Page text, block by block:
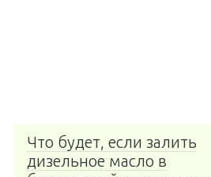
Что будет, если залить
дизельное масло в